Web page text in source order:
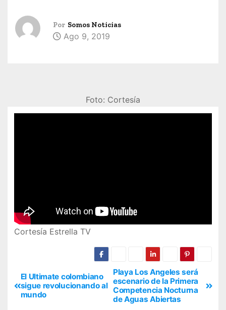
Por Somos Noticias
Ago 9, 2019
Foto: Cortesía
Cortesía Estrella TV
Playa Los Angeles será
escenario de la Primera
Competencia Nocturna
de Aguas Abiertas
El Ultimate colombiano
sigue revolucionando al
mundo